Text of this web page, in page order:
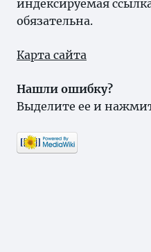
индексируемая
обязательна.
Карта сайта
Нашли ошибку?
Выделите ее и